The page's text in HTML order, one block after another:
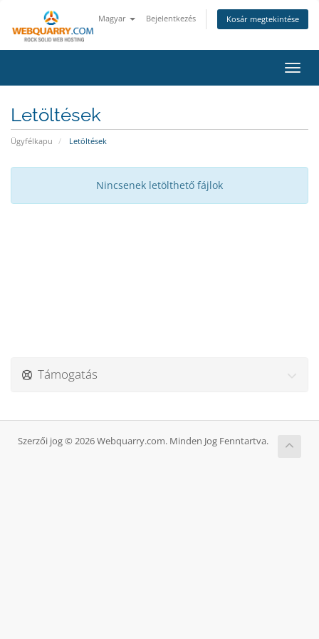
Magyar Bejelentkezés Kosár megtekintése
Letöltések
Ügyfélkapu Letöltések
Nincsenek letölthető fájlok
Támogatás
Szerzői jog © 2026 Webquarry.com. Minden Jog Fenntartva.